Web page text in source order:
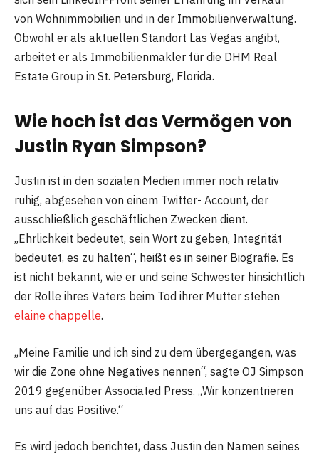
von Wohnimmobilien und in der Immobilienverwaltung.
Obwohl er als aktuellen Standort Las Vegas angibt,
arbeitet er als Immobilienmakler für die DHM Real
Estate Group in St. Petersburg, Florida.
Wie hoch ist das Vermögen von
Justin Ryan Simpson?
Justin ist in den sozialen Medien immer noch relativ
ruhig, abgesehen von einem Twitter- Account, der
ausschließlich geschäftlichen Zwecken dient.
„Ehrlichkeit bedeutet, sein Wort zu geben, Integrität
bedeutet, es zu halten“, heißt es in seiner Biografie. Es
ist nicht bekannt, wie er und seine Schwester hinsichtlich
der Rolle ihres Vaters beim Tod ihrer Mutter stehen
elaine chappelle.
„Meine Familie und ich sind zu dem übergegangen, was
wir die Zone ohne Negatives nennen“, sagte OJ Simpson
2019 gegenüber Associated Press. „Wir konzentrieren
uns auf das Positive.“
Es wird jedoch berichtet, dass Justin den Namen seines